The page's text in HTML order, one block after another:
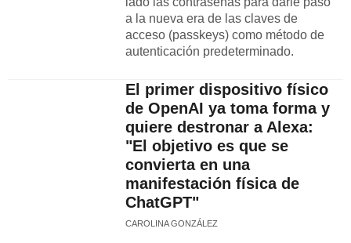
a la nueva era de las claves de
acceso (passkeys) como método de
autenticación predeterminado.
El primer dispositivo físico
de OpenAI ya toma forma y
quiere destronar a Alexa:
"El objetivo es que se
convierta en una
manifestación física de
ChatGPT"
CAROLINA GONZÁLEZ